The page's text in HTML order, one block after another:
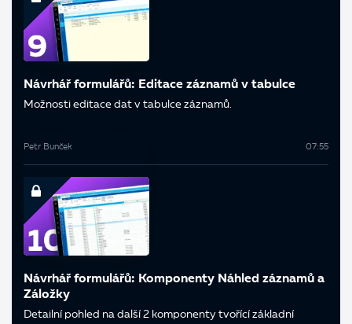
Návrhář formulářů: Editace záznamů v tabulce
Možnosti editace dat v tabulce záznamů.
Petr Bunček 07:55
Návrhář formulářů: Komponenty Náhled záznamů a
Záložky
Detailní pohled na další 2 komponenty tvořící základní